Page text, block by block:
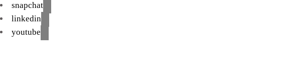
snapchat
linkedin
youtube